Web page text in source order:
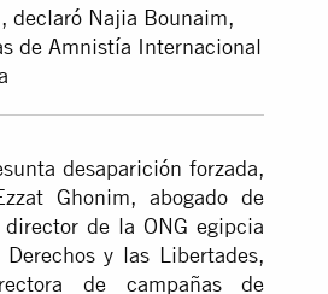
declaró Najia Bounaim,
de Amnistía Internacional
desaparición forzada,
Ghonim, abogado de
de la ONG egipcia
y las Libertades,
de campañas de